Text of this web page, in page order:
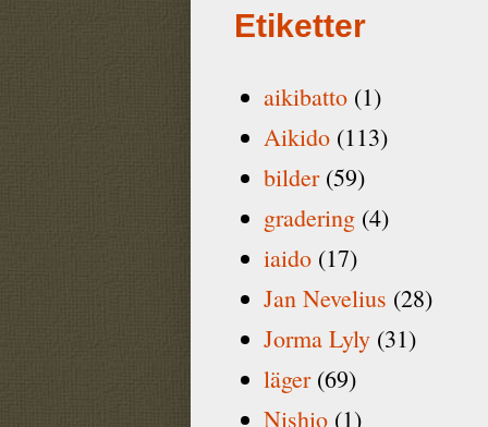
Etiketter
aikibatto (1)
Aikido (113)
bilder (59)
gradering (4)
iaido (17)
Jan Nevelius (28)
Jorma Lyly (31)
läger (69)
Nishio (1)